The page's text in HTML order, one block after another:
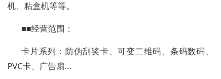
机、粘盒机等等。
■■经营范围：
卡片系列：防伪刮奖卡、可变二维码、条码数码、
PVC卡、广告扇...